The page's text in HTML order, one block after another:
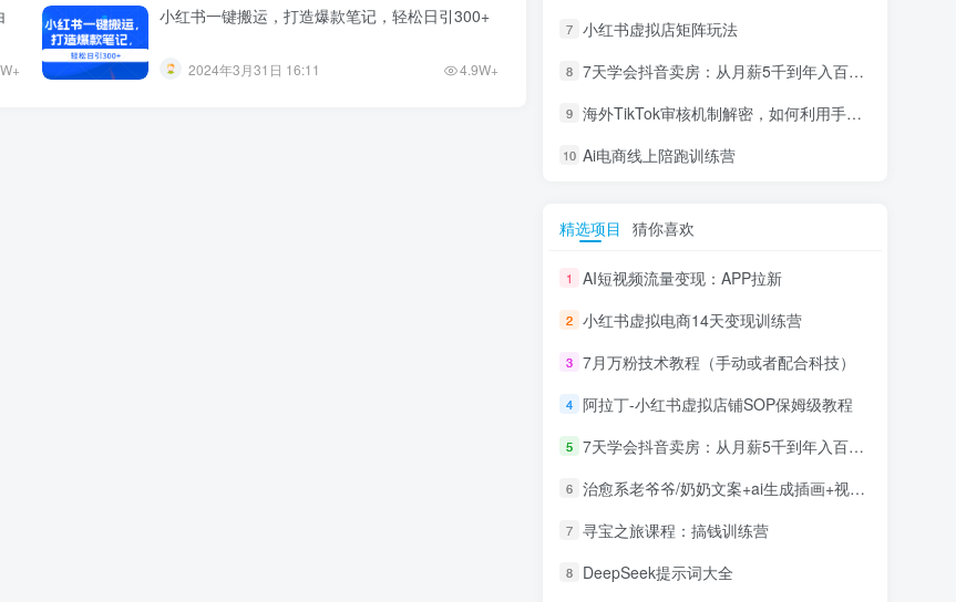
小红书一键搬运，打造爆款笔记，轻松日引300+
2024年3月31日 16:11 4.9W+
7 小红书虚拟店矩阵玩法
8 7天学会抖音卖房：从月薪5千到年入百万，新时代房产经纪人必备技能
9 海外TikTok审核机制解密，如何利用手法轻松搬运过审
10 Ai电商线上陪跑训练营
精选项目 猜你喜欢
1 AI短视频流量变现：APP拉新
2 小红书虚拟电商14天变现训练营
3 7月万粉技术教程（手动或者配合科技）
4 阿拉丁-小红书虚拟店铺SOP保姆级教程
5 7天学会抖音卖房：从月薪5千到年入百万，新时代房产经纪人必备技能
6 治愈系老爷爷/奶奶文案+ai生成插画+视频号广告分成项目
7 寻宝之旅课程：搞钱训练营
8 DeepSeek提示词大全